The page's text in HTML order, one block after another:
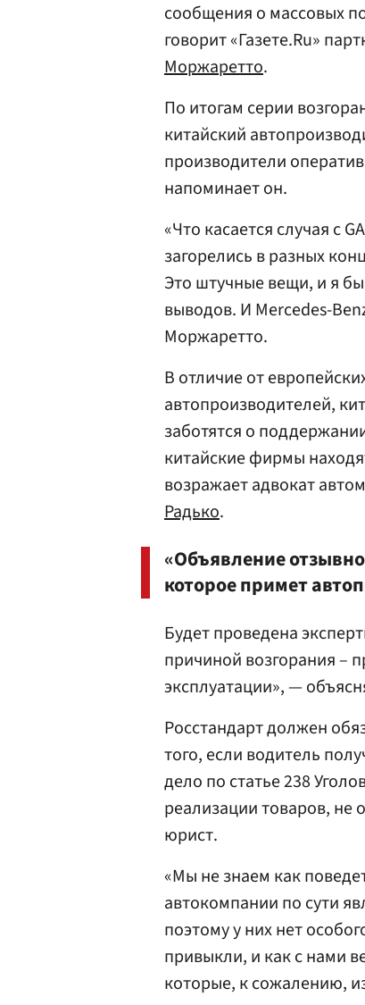
сообщения о массовых
говорит «Газете.Ru»
Моржаретто.
По итогам серии
китайский
производители
напоминает он.
«Что касается случая с
загорелись в разных
Это штучные вещи, и я
выводов. И Mercedes-
Моржаретто.
В отличие от
автопроизводителей,
заботятся о
китайские фирмы
возражает адвокат
Радько.
«Объявление
которое примет
Будет проведена
причиной возгорания –
эксплуатации», —
Росстандарт должен
того, если водитель
дело по статье 238
реализации товаров, не
юрист.
«Мы не знаем как
автокомпании по сути
поэтому у них нет
привыкли, и как с нами
которые, к сожалению,